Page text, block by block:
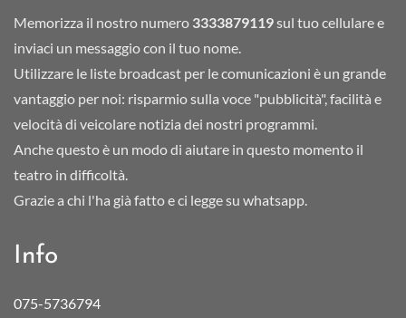
Memorizza il nostro numero 3333879119sul tuo cellulare e
inviaci un messaggio con il tuo nome.
Utilizzare le liste broadcast per le comunicazioni è un grande
vantaggio per noi: risparmio sulla voce "pubblicità", facilità e
velocità di veicolare notizia dei nostri programmi.
Anche questo è un modo di aiutare in questo momento il
teatro in difficoltà.
Grazie a chi l'ha già fatto e ci legge su whatsapp.
Info
075-5736794